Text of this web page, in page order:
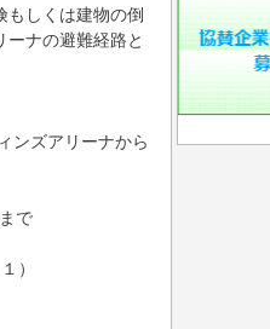
もしくは建物の倒
ナの避難経路と
ンズアリーナから
で
）